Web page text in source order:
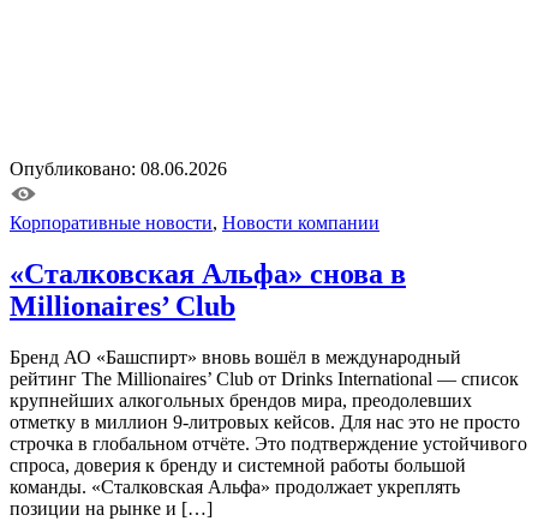
Опубликовано: 08.06.2026
Корпоративные новости, Новости компании
«Сталковская Альфа» снова в
Millionaires’ Club
Бренд АО «Башспирт» вновь вошёл в международный
рейтинг The Millionaires’ Club от Drinks International — список
крупнейших алкогольных брендов мира, преодолевших
отметку в миллион 9-литровых кейсов. Для нас это не просто
строчка в глобальном отчёте. Это подтверждение устойчивого
спроса, доверия к бренду и системной работы большой
команды. «Сталковская Альфа» продолжает укреплять
позиции на рынке и […]